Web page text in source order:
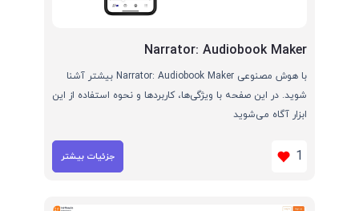
Narrator: Audiobook Maker
با هوش مصنوعی Narrator: Audiobook Maker بیشتر آشنا
شوید. در این صفحه با ویژگی‌ها، کاربردها و نحوه استفاده از این
ابزار آگاه می‌شوید
1 جزئیات بیشتر